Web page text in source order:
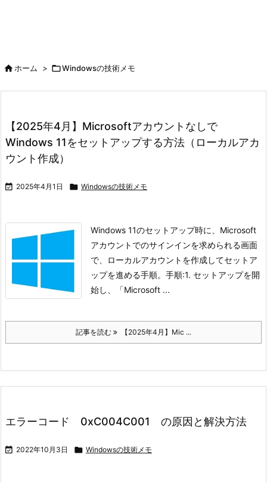
ホーム > Windowsの技術メモ
【2025年4月】Microsoftアカウントなしで
Windows 11をセットアップする方法（ローカルアカ
ウント作成）
 2025年4月1日  Windowsの技術メモ
Windows 11のセットアップ時に、Microsoft
アカウントでのサインインを求められる画面
で、ローカルアカウントを作成してセットア
ップを進める手順。 手順:1. セットアップを開
始し、「Microsoft ...
記事を読む 【2025年4月】Mic ...
エラーコード 0xC004C001 の原因と解決方法
 2022年10月3日  Windowsの技術メモ